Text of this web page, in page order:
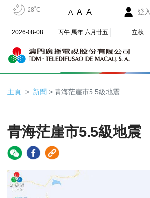
28˚C A A A 登入
2026-08-08 丙午 馬年 六月廿五 立秋
主頁 新聞 > 青海茫崖市5.5級地震
青海茫崖市5.5級地震